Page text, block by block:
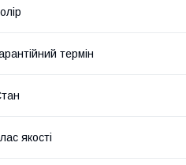
термін
якості